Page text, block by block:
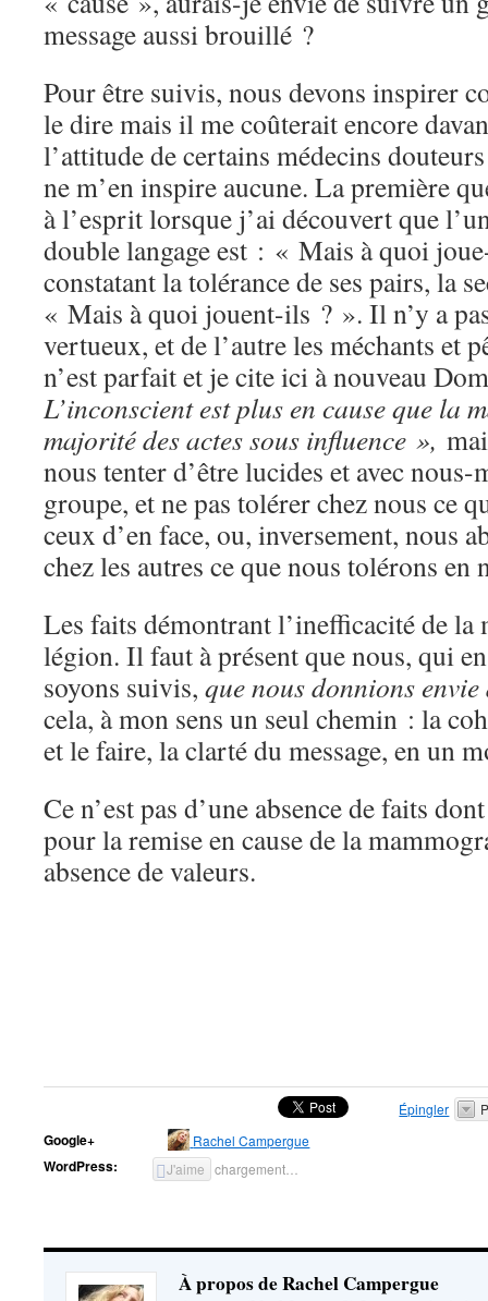
message aussi brouillé ?
Pour être suivis, nous devons inspirer
le dire mais il me coûterait encore
l’attitude de certains médecins
ne m’en inspire aucune. La première
à l’esprit lorsque j’ai découvert que
double langage est : « Mais à quoi
constatant la tolérance de ses pairs, la
« Mais à quoi jouent-ils ? ». Il n’y a
vertueux, et de l’autre les méchants et
n’est parfait et je cite ici à nouveau
L’inconscient est plus en cause que la
majorité des actes sous influence »,
nous tenter d’être lucides et avec nous-
groupe, et ne pas tolérer chez nous ce
ceux d’en face, ou, inversement, nous
chez les autres ce que nous tolérons en
Les faits démontrant l’inefficacité de la
légion. Il faut à présent que nous, qui
soyons suivis, que nous donnions envie
cela, à mon sens un seul chemin : la
et le faire, la clarté du message, en un
Ce n’est pas d’une absence de faits
pour la remise en cause de la
absence de valeurs.
Épingler
Google+ Rachel Campergue
WordPress: J'aime chargement…
À propos de Rachel Campergue